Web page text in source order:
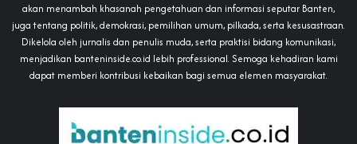
akan menambah khasanah pengetahuan dan informasi seputar Banten,
juga tentang politik, demokrasi, pemilihan umum, pilkada, serta kesusastraan.
Dikelola oleh jurnalis dan penulis muda, serta praktisi bidang komunikasi,
menjadikan banteninside.co.id lebih professional. Semoga kehadiran kami
dapat memberi kontribusi kebaikan bagi semua elemen masyarakat.